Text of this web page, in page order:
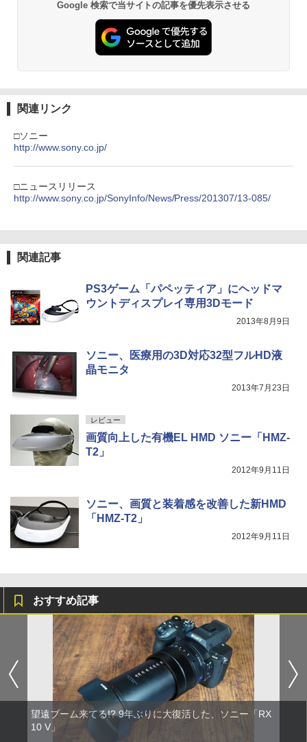
Google 検索で当サイトの記事を優先表示させる
関連リンク
□ソニー
http://www.sony.co.jp/
□ニュースリリース
http://www.sony.co.jp/SonyInfo/News/Press/201307/13-085/
関連記事
PS3ゲーム「パペッティア」にヘッドマ
ウントディスプレイ専用3Dモード
2013年8月9日
ソニー、医療用の3D対応32型フルHD液
晶モニタ
2013年7月23日
レビュー
画質向上した有機EL HMD ソニー「HMZ-
T2」
2012年9月11日
ソニー、画質と装着感を改善した新HMD
「HMZ-T2」
2012年9月11日
おすすめ記事
望遠ブーム来てる!? 9年ぶりに大復活した、ソニー「RX
10 V」